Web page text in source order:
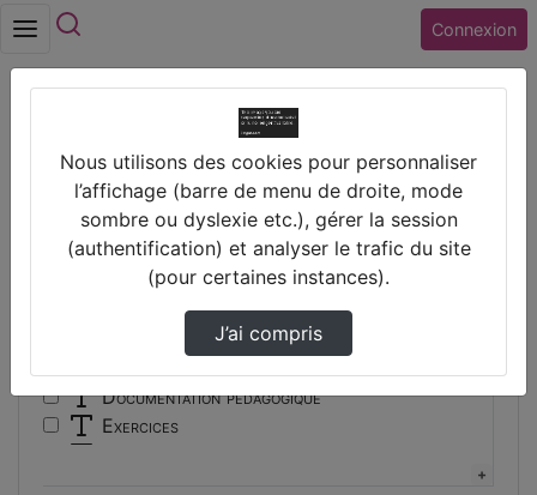
Connexion
Vidéos
Filtres
Types
Autre
Conférence
Documentation pédagogique
Exercices
Nous utilisons des cookies pour personnaliser
l’affichage (barre de menu de droite, mode
sombre ou dyslexie etc.), gérer la session
(authentification) et analyser le trafic du site
(pour certaines instances).
J’ai compris